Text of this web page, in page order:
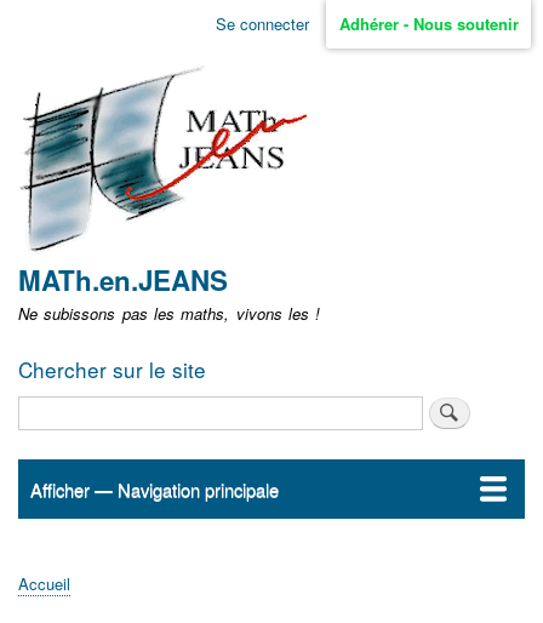
Aller
non
identifié
Se connecter Adhérer - Nous soutenir
MATh.en.JEANS
Ne subissons pas les maths, vivons les !
Chercher sur le site
Navigation
Afficher — Navigation principale
Accueil
ActualitésMATh.en.JEANS ?
Régions et Ateliers
Créer, gérer un atelier
Sujets/Publications
Congrès
Accueil